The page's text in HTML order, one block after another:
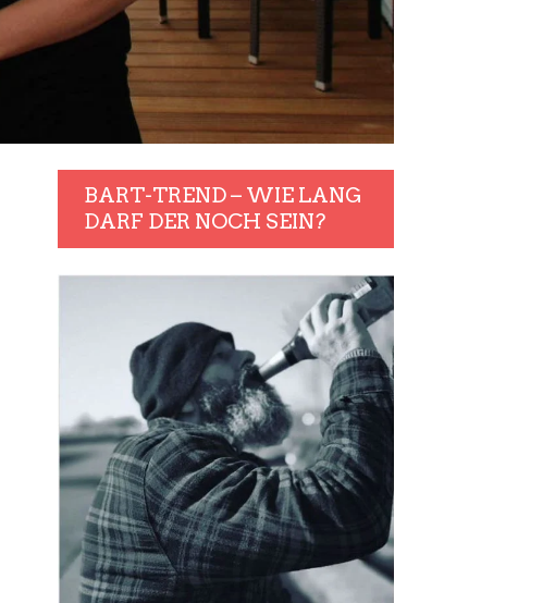
BART-TREND – WIE LANG
DARF DER NOCH SEIN?